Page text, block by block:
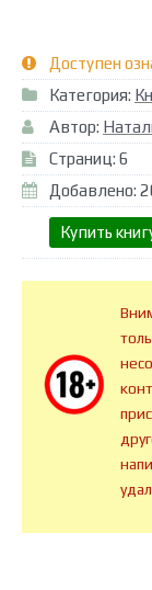
Доступен
Категория:
Автор:
Страниц: 6
Добавлено:
Купить